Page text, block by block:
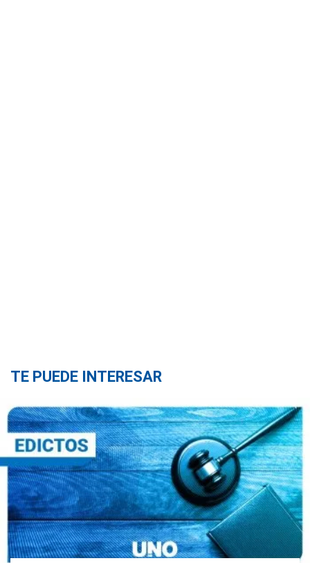
TE PUEDE INTERESAR